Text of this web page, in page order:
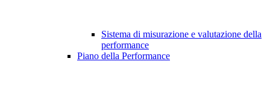
Sistema di misurazione e valutazione della
performance
Piano della Performance